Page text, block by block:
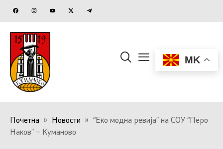
MK
Почетна » Новости »
“Еко модна ревија” на СОУ “Перо
Наков” – Куманово